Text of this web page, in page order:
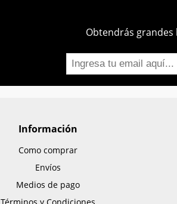
Obtendrás grandes
Información
Como comprar
Envíos
Medios de pago